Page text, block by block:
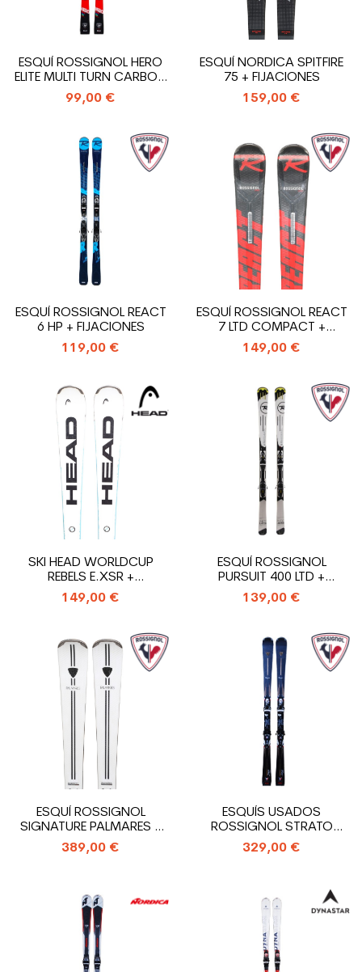
ESQUÍ ROSSIGNOL HERO
ELITE MULTI TURN CARBON
+...
99,00 €
ESQUÍ NORDICA SPITFIRE
75 + FIJACIONES
159,00 €
ESQUÍ ROSSIGNOL REACT
6 HP + FIJACIONES
119,00 €
ESQUÍ ROSSIGNOL REACT
7 LTD COMPACT +
FIJACIONES
149,00 €
SKI HEAD WORLDCUP
REBELS E.XSR +
FIJACIONES
149,00 €
ESQUÍ ROSSIGNOL
PURSUIT 400 LTD +
FIJACIONES
139,00 €
ESQUÍ ROSSIGNOL
SIGNATURE PALMARES +
FIJACIONES
389,00 €
ESQUÍS USADOS
ROSSIGNOL STRATO
EDITION + FIJACIONES
329,00 €